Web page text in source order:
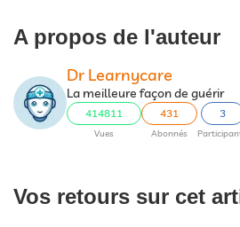
A propos de l'auteur
Dr Learnycare
La meilleure façon de guérir
414811
Vues
431
Abonnés
3
Vos retours sur cet